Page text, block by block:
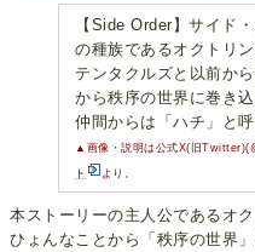
【Side Order】サイド
の種族であるオクトリ
テンタクルズと以前か
から秩序の世界に巻き込
仲間からは「ハチ」と
▲画像・説明は公式X(旧
ト より。
本ストーリーの主人公であるオ
ひょんなことから「秩序の世界